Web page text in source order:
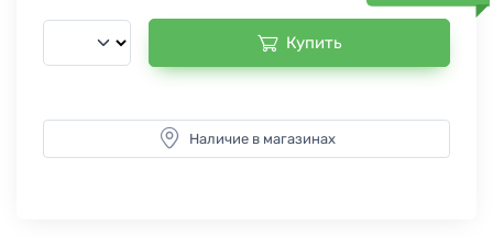
Купить
Наличие в магазинах